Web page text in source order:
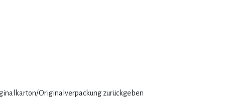
Originalverpackung zurückgeben